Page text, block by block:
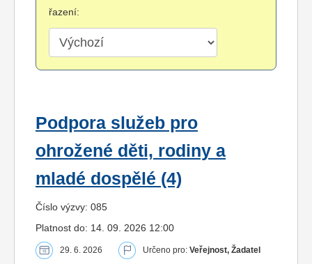
řazení:
Podpora služeb pro
ohrožené děti, rodiny a
mladé dospělé (4)
Číslo výzvy: 085
Platnost do: 14. 09. 2026 12:00
29. 6. 2026 Určeno pro: Veřejnost, Žadatel